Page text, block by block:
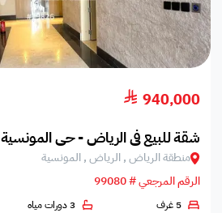
940,000
شقة للبيع في الرياض - حي المونسية
منطقة الرياض , الرياض , المونسية
الرقم المرجعي # 99080
5 غرف 3 دورات مياه